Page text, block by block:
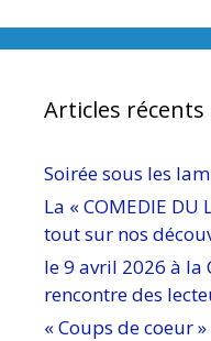
Articles récents
Soirée sous les
La « COMEDIE DU
tout sur nos
le 9 avril 2026 à la
rencontre des
« Coups de coeur